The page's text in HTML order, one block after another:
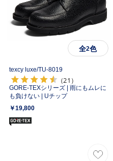
全2色
texcy luxe/TU-8019
（21）
GORE-TEXシリーズ | 雨にもムレに
も負けない | Uチップ
￥19,800